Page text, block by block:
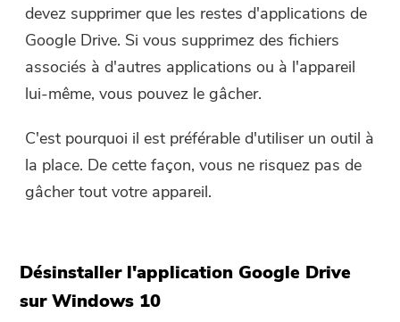
devez supprimer que les restes d'applications de
Google Drive. Si vous supprimez des fichiers
associés à d'autres applications ou à l'appareil
lui-même, vous pouvez le gâcher.
C'est pourquoi il est préférable d'utiliser un outil à
la place. De cette façon, vous ne risquez pas de
gâcher tout votre appareil.
Désinstaller l'application Google Drive
sur Windows 10
valide.
Soumettre
Merci pour votre abonnement !
Merci pour votre abonnement !
Le lien de téléchargement et le code
user@email.com. Vous pouvez
également cliquer sur le bouton pour
acheter le logiciel directement.